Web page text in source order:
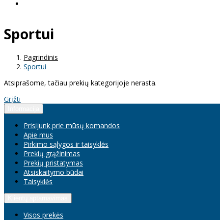
Sportui
Pagrindinis
Sportui
Atsiprašome, tačiau prekių kategorijoje nerasta.
Grįžti
Prisijunk prie mūsų komandos
Apie mus
Pirkimo sąlygos ir taisyklės
Prekių grąžinimas
Prekių pristatymas
Atsiskaitymo būdai
Taisyklės
Visos prekės